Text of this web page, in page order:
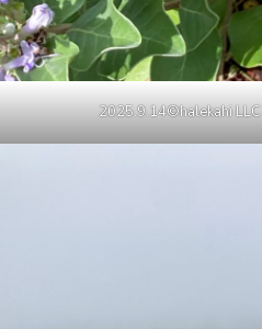
2025.9.14©halekahi LLC